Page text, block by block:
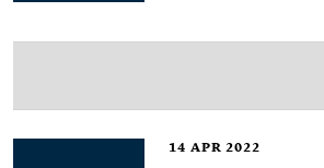
14 APR 2022